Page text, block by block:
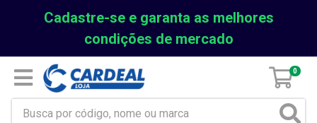
Cadastre-se e garanta as melhores
condições de mercado
0